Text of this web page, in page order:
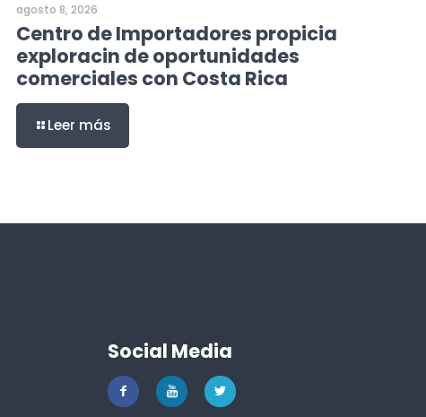
agosto 8, 2026
Centro de Importadores propicia
exploracin de oportunidades
comerciales con Costa Rica
Leer más
Social Media